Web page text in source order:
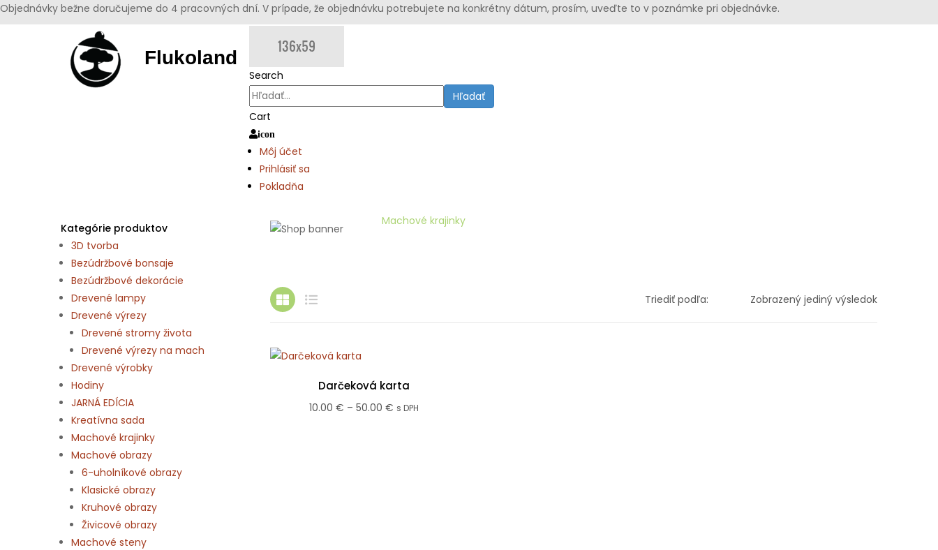
Objednávky bežne doručujeme do 4 pracovných dní. V prípade, že objednávku potrebujete na konkrétny dátum, prosím, uveďte to v poznámke pri objednávke.
Flukoland
Search
Hľadať
Cart
icon
Môj účet
Prihlásiť sa
Pokladňa
Kategórie produktov
3D tvorba
Bezúdržbové bonsaje
Bezúdržbové dekorácie
Drevené lampy
Drevené výrezy
Drevené stromy života
Drevené výrezy na mach
Drevené výrobky
Hodiny
JARNÁ EDÍCIA
Kreatívna sada
Machové krajinky
Machové obrazy
6-uholníkové obrazy
Klasické obrazy
Kruhové obrazy
Živicové obrazy
Machové steny
Machové krajinky
Zobrazený jediný výsledok
Triediť podľa:
Darčeková karta
10.00€ – 50.00€ Price
s DPH